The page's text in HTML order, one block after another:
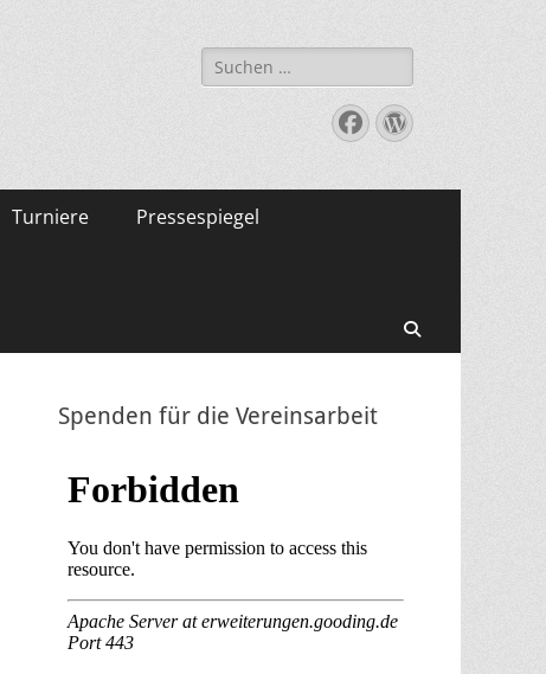
Suche
nach:
Facebook
WordPress
Turniere Pressespiegel
Spenden für die Vereinsarbeit